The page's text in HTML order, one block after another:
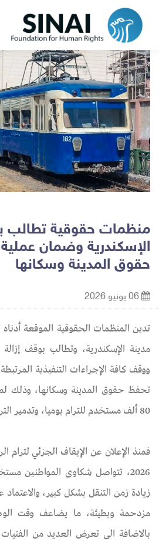
منظمات حقوقية تطالب
الإسكندرية وضمان
حقوق المدينة وسكانها
تدين المنظمات الحقوقية الموقعة
مدينة الإسكندرية، وتطالب بوقف
ووقف كافة الإجراءات التنفيذية
تحفظ حقوق المدينة وسكانها، وذلك
80 ألف مستخدم للترام يوميا، وتدمير التراث، والإضرار بالبيئة.
فمنذ الإعلان عن الإيقاف الجزئي لترام
2026، تتواصل شكاوى المواطنين
زيادة زمن التنقل بشكل كبير،
مزدحمة وبطيئة، ما يضاعف وقت
بالاضافة الى تعرض العديد من